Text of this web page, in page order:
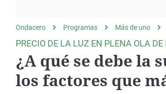
gato
Equipo de
Operación
Negra
Ondacero Programas Más de uno
PRECIO DE LA LUZ EN PLENA OLA DE
¿A qué se debe la
los factores que